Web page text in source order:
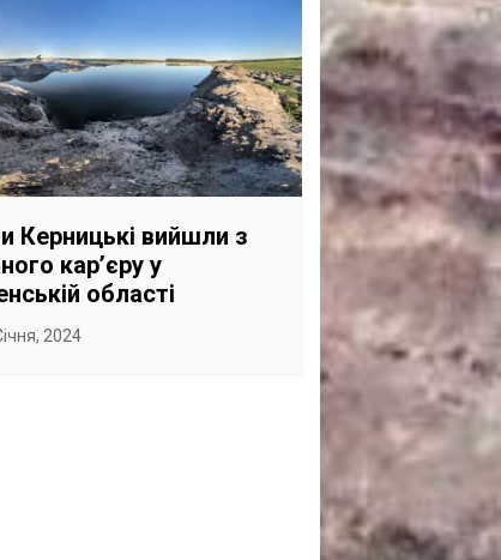
ГОВОРЯТЬ АСОЦІАЦІЇ
ГОВОРЯТЬ КОМПАНІЇ
КОНФЛІКТНІ НАДРА
САНКЦІЙНІ НАДРА
БЛОГИ
TECHNO
Керницькі вийшли з
карʼєру у
області
2024